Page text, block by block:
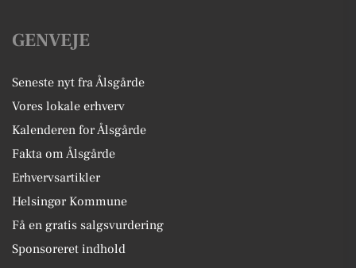
GENVEJE
Seneste nyt fra Ålsgårde
Vores lokale erhverv
Kalenderen for Ålsgårde
Fakta om Ålsgårde
Erhvervsartikler
Helsingør Kommune
Få en gratis salgsvurdering
Sponsoreret indhold